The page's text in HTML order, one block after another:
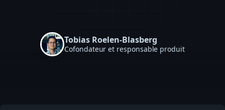
Tobias Roelen-Blasberg
Cofondateur et responsable produit